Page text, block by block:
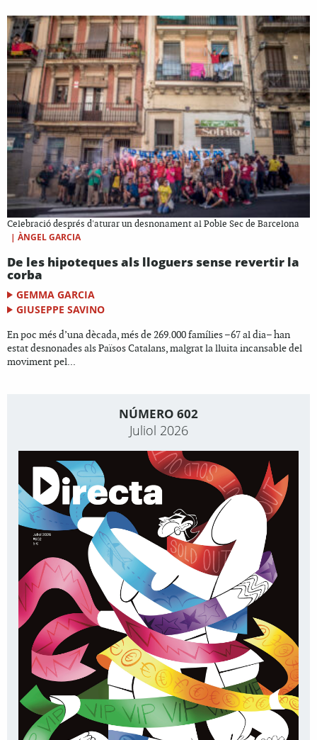
Celebració després d'aturar un desnonament al Poble Sec de Barcelona
| ÀNGEL GARCIA
De les hipoteques als lloguers sense revertir la
corba
GEMMA GARCIA
GIUSEPPE SAVINO
En poc més d’una dècada, més de 269.000 famílies –67 al dia– han
estat desnonades als Països Catalans, malgrat la lluita incansable del
moviment pel...
NÚMERO 602
Juliol 2026